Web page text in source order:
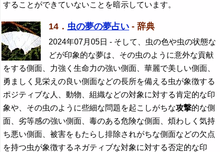
することができていないことを暗示しています。
14． 虫の夢の夢占い - 辞典
2024年07月05日 - そして、虫の色や虫の状態な
どが印象的な夢は、その虫のように意外な貢献
をする側面、力強く生命力の強い側面、華麗で美しい側面、
勇ましく見栄えの良い側面などの長所を備える虫が象徴する
ポジティブな人、動物、組織などの対象に対する肯定的な印
象や、その虫のように些細な問題を起こしがちな攻撃的な側
面、劣等感の強い側面、毒のある危険な側面、煩わしく気持
ち悪い側面、被害をもたらし排除されがちな側面などの欠点
を持つ虫が象徴するネガティブな対象に対する否定的な印